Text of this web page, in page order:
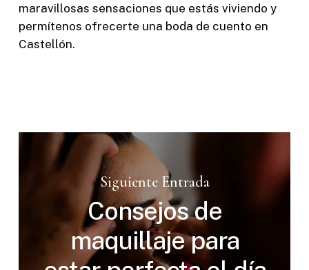
maravillosas sensaciones que estás viviendo y
permítenos ofrecerte una boda de cuento en
Castellón.
Siguiente Entrada
Consejos de
maquillaje para